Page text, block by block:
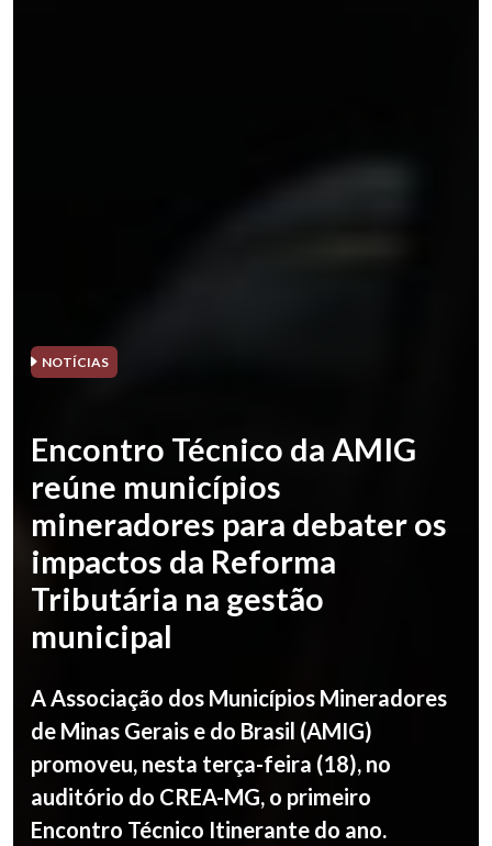
NOTÍCIAS
Encontro Técnico da AMIG
reúne municípios
mineradores para debater os
impactos da Reforma
Tributária na gestão
municipal
A Associação dos Municípios Mineradores
de Minas Gerais e do Brasil (AMIG)
promoveu, nesta terça-feira (18), no
auditório do CREA-MG, o primeiro
Encontro Técnico Itinerante do ano.